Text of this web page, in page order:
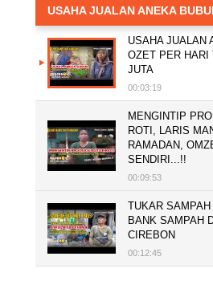
USAHA JUALAN
OZET PER HARI
JUTA
00:03:19
MENGINTIP
ROTI, LARIS
RAMADAN,
SENDIRI...!!
00:09:53
TUKAR
BANK SAMPAH
CIREBON
00:12:45